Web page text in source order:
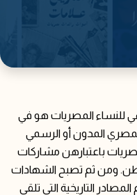
للنساء المصريات هو في
المصري المدون أو الرسمي
باعتبارهن مشاركات
ومن ثم تصبح الشهادات
التاريخية التي تلقي